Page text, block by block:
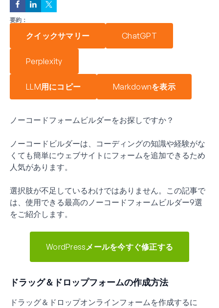
要約：
クイックサマリー ChatGPT
Perplexity
LLM用にコピー Markdownを表示
ノーコードフォームビルダーをお探しですか？
ノーコードビルダーは、コーディングの知識や経験がな
くても簡単にウェブサイトにフォームを追加できるため
人気があります。
選択肢が不足しているわけではありません。この記事で
は、使用できる最高のノーコードフォームビルダー9選
をご紹介します。
WordPressメールを今すぐ修正する
ドラッグ＆ドロップフォームの作成方法
ドラッグ＆ドロップオンラインフォームを作成するに